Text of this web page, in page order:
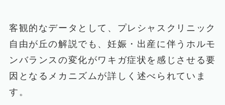
客観的なデータとして、プレシャスクリニック
自由が丘の解説でも、妊娠・出産に伴うホルモ
ンバランスの変化がワキガ症状を感じさせる要
因となるメカニズムが詳しく述べられていま
す。